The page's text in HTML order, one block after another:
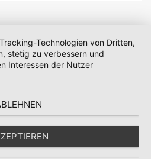
Technologien von Dritten,
stetig zu verbessern und
Interessen der Nutzer